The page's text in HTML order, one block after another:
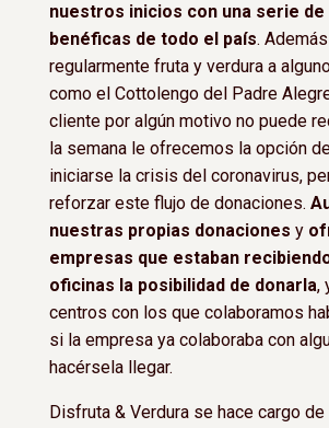
nuestros inicios con una serie de
benéficas de todo el país.
regularmente fruta y verdura a
como el Cottolengo del Padre
cliente por algún motivo no puede
la semana le ofrecemos la opción
iniciarse la crisis del coronavirus,
reforzar este flujo de donaciones.
nuestras propias donaciones y
empresas que estaban
oficinas la posibilidad de donarla,
centros con los que colaboramos
si la empresa ya colaboraba con
hacérsela llegar.
Disfruta & Verdura se hace cargo